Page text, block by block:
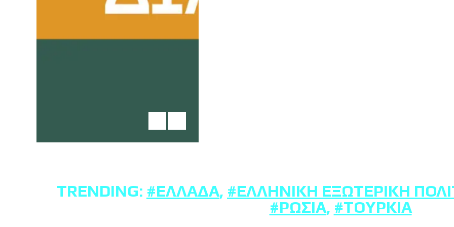
TRENDING: #ΕΛΛΆΔΑ, #ΕΛΛΗΝΙΚΉ ΕΞΩΤΕΡΙΚΉ
#ΡΩΣΊΑ, #ΤΟΥΡΚΊΑ